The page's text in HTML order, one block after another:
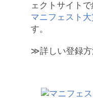
ェクトサイトで
マニフェスト大
す。
≫詳しい登録方